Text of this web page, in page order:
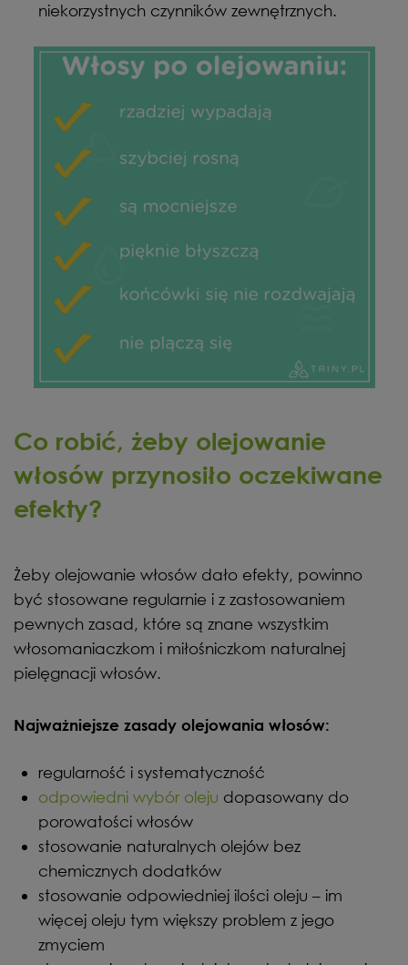
niekorzystnych czynników zewnętrznych.
Co robić, żeby olejowanie
włosów przynosiło oczekiwane
efekty?
Żeby olejowanie włosów dało efekty, powinno
być stosowane regularnie i z zastosowaniem
pewnych zasad, które są znane wszystkim
włosomaniaczkom i miłośniczkom naturalnej
pielęgnacji włosów.
Najważniejsze zasady olejowania włosów:
regularność i systematyczność
odpowiedni wybór oleju dopasowany do
porowatości włosów
stosowanie naturalnych olejów bez
chemicznych dodatków
stosowanie odpowiedniej ilości oleju – im
więcej oleju tym większy problem z jego
zmyciem